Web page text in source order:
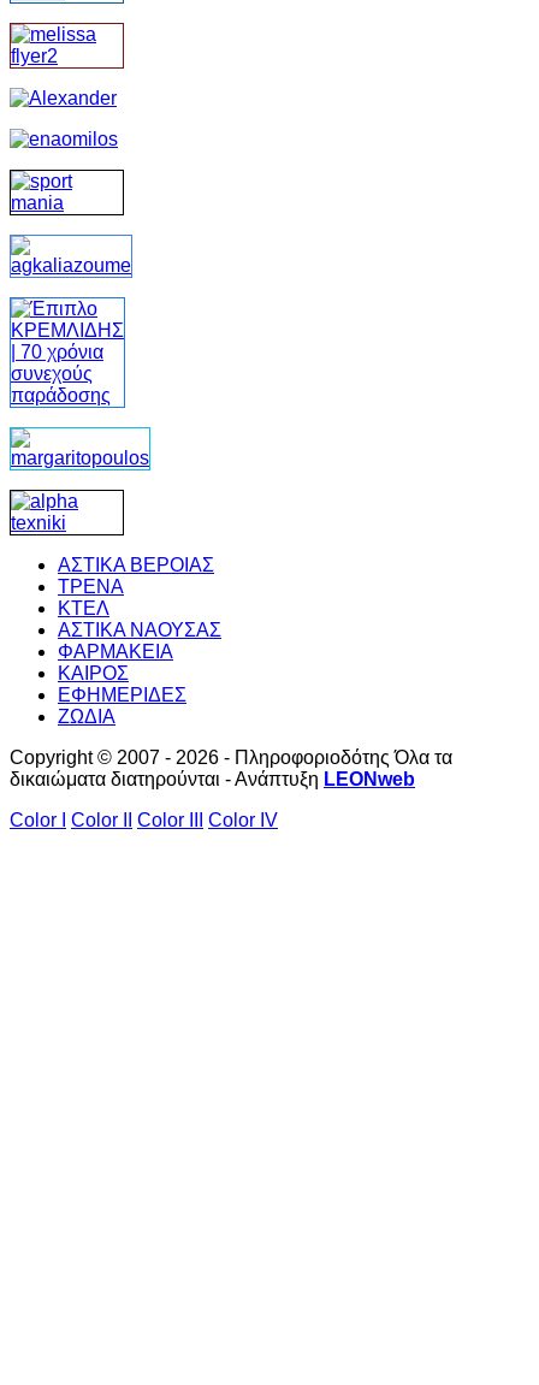
ΑΣΤΙΚΑ ΒΕΡΟΙΑΣ
ΤΡΕΝΑ
ΚΤΕΛ
ΑΣΤΙΚΑ ΝΑΟΥΣΑΣ
ΦΑΡΜΑΚΕΙΑ
ΚΑΙΡΟΣ
ΕΦΗΜΕΡΙΔΕΣ
ΖΩΔΙΑ
Copyright © 2007 - 2026 - Πληροφοριοδότης Όλα τα
δικαιώματα διατηρούνται - Ανάπτυξη LEONweb
Color I
Color II Color III Color IV